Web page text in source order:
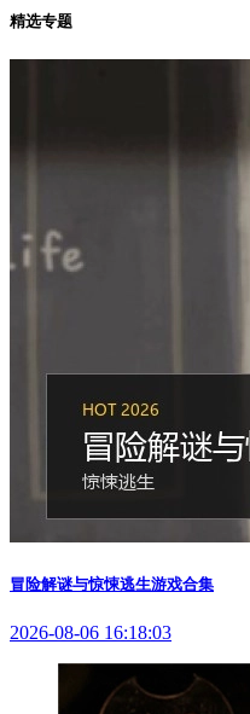
精选专题
冒险解谜与惊悚逃生游戏合集
2026-08-06 16:18:03